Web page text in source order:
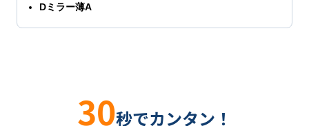
Dミラー薄A
30秒でカンタン！